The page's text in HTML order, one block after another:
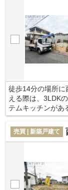
別途費用（税込
道工事費用99万
徒歩14分の場所に
える際は、3LDK
テムキッチンがあ
に使えます。マイ
陽線苦楽園口付
充実した暮らし
別途費用（税込
用110万円・水道
売買 | 新築戸建て